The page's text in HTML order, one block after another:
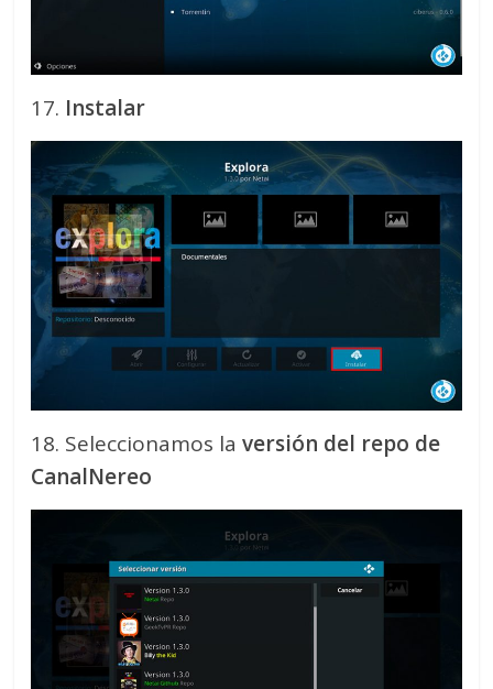
17. Instalar
18. Seleccionamos laversión del repo de
CanalNereo